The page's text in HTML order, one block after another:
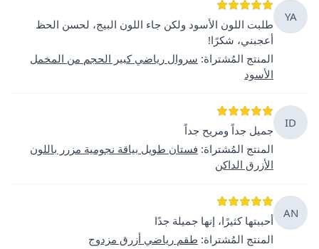
YA
طلبت اللون الأسود ولكن جاء اللون البيج، لحسن الحظ
أعجبني، شكرًا!
المنتج المُشتراة: سروال رياضي كبير الحجم من المخمل
الأسود
ID
جميل جداً ومريح جداً
المنتج المُشتراة: فستان طويل بياقة نجومية مزرر باللون
الأزرق الداكن
AN
أحببتها كثيرًا، إنها جميلة جدًا
المنتج المُشتراة: طقم رياضي أزرق مزدوج